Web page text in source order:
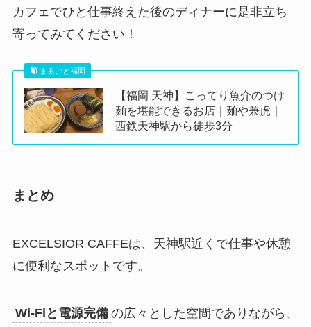
カフェでひと仕事終えた後のディナーに是非立ち
寄ってみてください！
まるごと福岡
【福岡 天神】こってり魚介のつけ
麺を堪能できるお店｜麺や兼虎｜
西鉄天神駅から徒歩3分
まとめ
EXCELSIOR CAFFEは、天神駅近くで仕事や休憩
に便利なスポットです。
Wi-Fiと電源完備 の広々とした空間でありながら、